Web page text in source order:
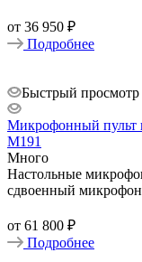
от 36 950 ₽
Подробнее
Быстрый просмотр
Микрофонный пульт
M191
Много
Настольные
сдвоенный
от 61 800 ₽
Подробнее